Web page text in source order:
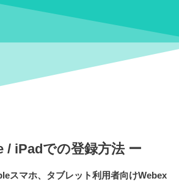
/ iPadでの登録方法 ー
スマホ、タブレット利用者向けWebex